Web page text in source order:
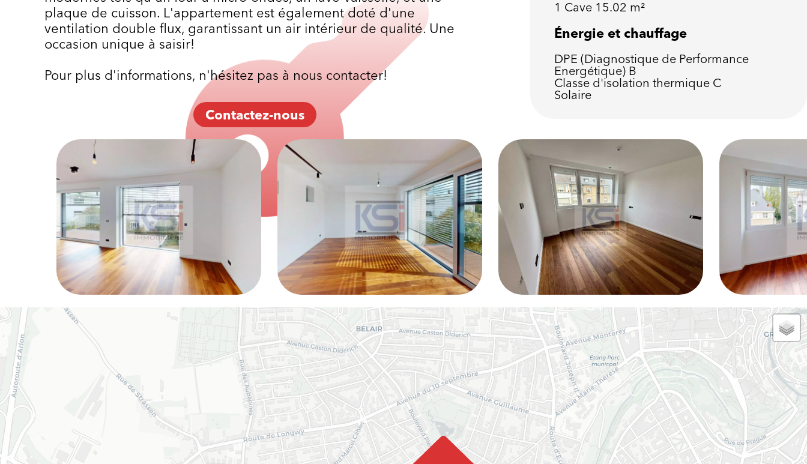
plaque de cuisson. L'appartement est également doté d'une
ventilation double flux, garantissant un air intérieur de qualité. Une
occasion unique à saisir!
Pour plus d'informations, n'hésitez pas à nous contacter!
Contactez-nous
1 Cave 15.02 m²
Énergie et chauffage
DPE (Diagnostique de Performance
Energétique) B
Classe d'isolation thermique C
Solaire